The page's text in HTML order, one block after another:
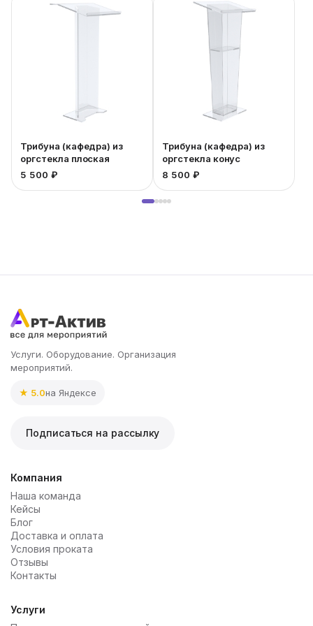
Трибуна (кафедра) из
оргстекла плоская
5 500 ₽
Трибуна (кафедра) из
оргстекла конус
8 500 ₽
Услуги. Оборудование. Организация
мероприятий.
★ 5.0на Яндексе
Подписаться на рассылку
Компания
Наша команда
Кейсы
Блог
Доставка и оплата
Условия проката
Отзывы
Контакты
Услуги